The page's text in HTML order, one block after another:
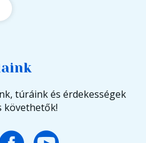
túráink és érdekességek
követhetők!